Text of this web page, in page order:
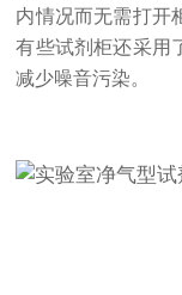
内情况而无需打开
有些试剂柜还采用
减少噪音污染。